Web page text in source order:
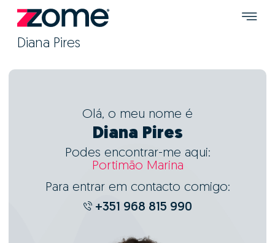
Diana Pires
Olá, o meu nome é
Diana Pires
Podes encontrar-me aqui:
Portimão Marina
Para entrar em contacto comigo:
+351 968 815 990